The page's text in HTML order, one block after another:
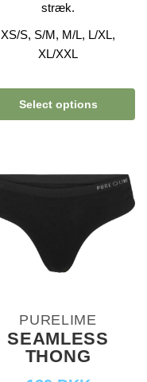
stræk.
XS/S, S/M, M/L, L/XL,
XL/XXL
Select options
PURELIME
SEAMLESS
THONG